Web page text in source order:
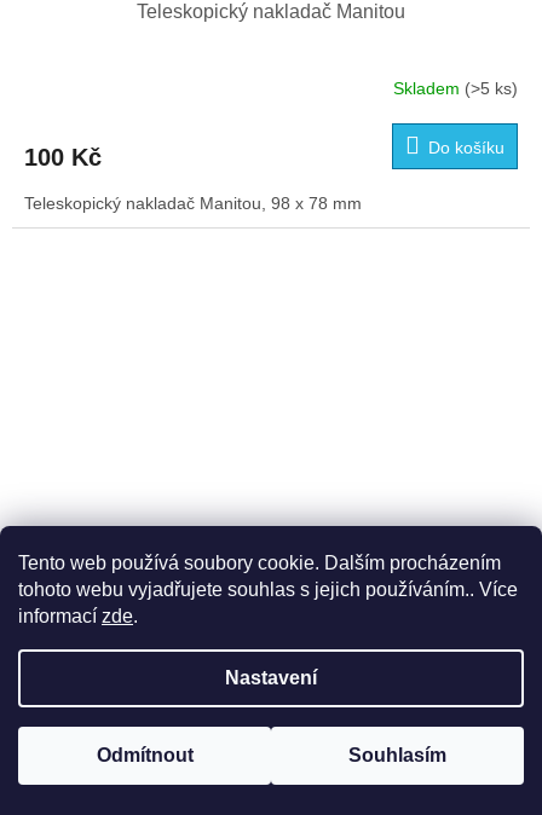
Tento web používá soubory cookie. Dalším procházením
tohoto webu vyjadřujete souhlas s jejich používáním.. Více
informací zde.
Nastavení
Odmítnout Souhlasím
Teleskopický nakladač Manitou
Skladem (>5 ks)
100 Kč Do košíku
Teleskopický nakladač Manitou, 98 x 78 mm
Teleskopický nakladač Manitou MLT 633